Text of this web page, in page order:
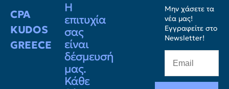
CPA
KUDOS
GREECE
Η
επιτυχία
σας
είναι
δέσμευσή
μας.
Κάθε
Μην χάσετε τα
νέα μας!
Εγγραφείτε στο
Newsletter!